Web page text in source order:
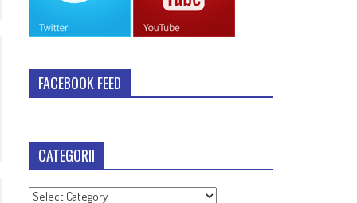
FACEBOOK FEED
CATEGORII
Categorii